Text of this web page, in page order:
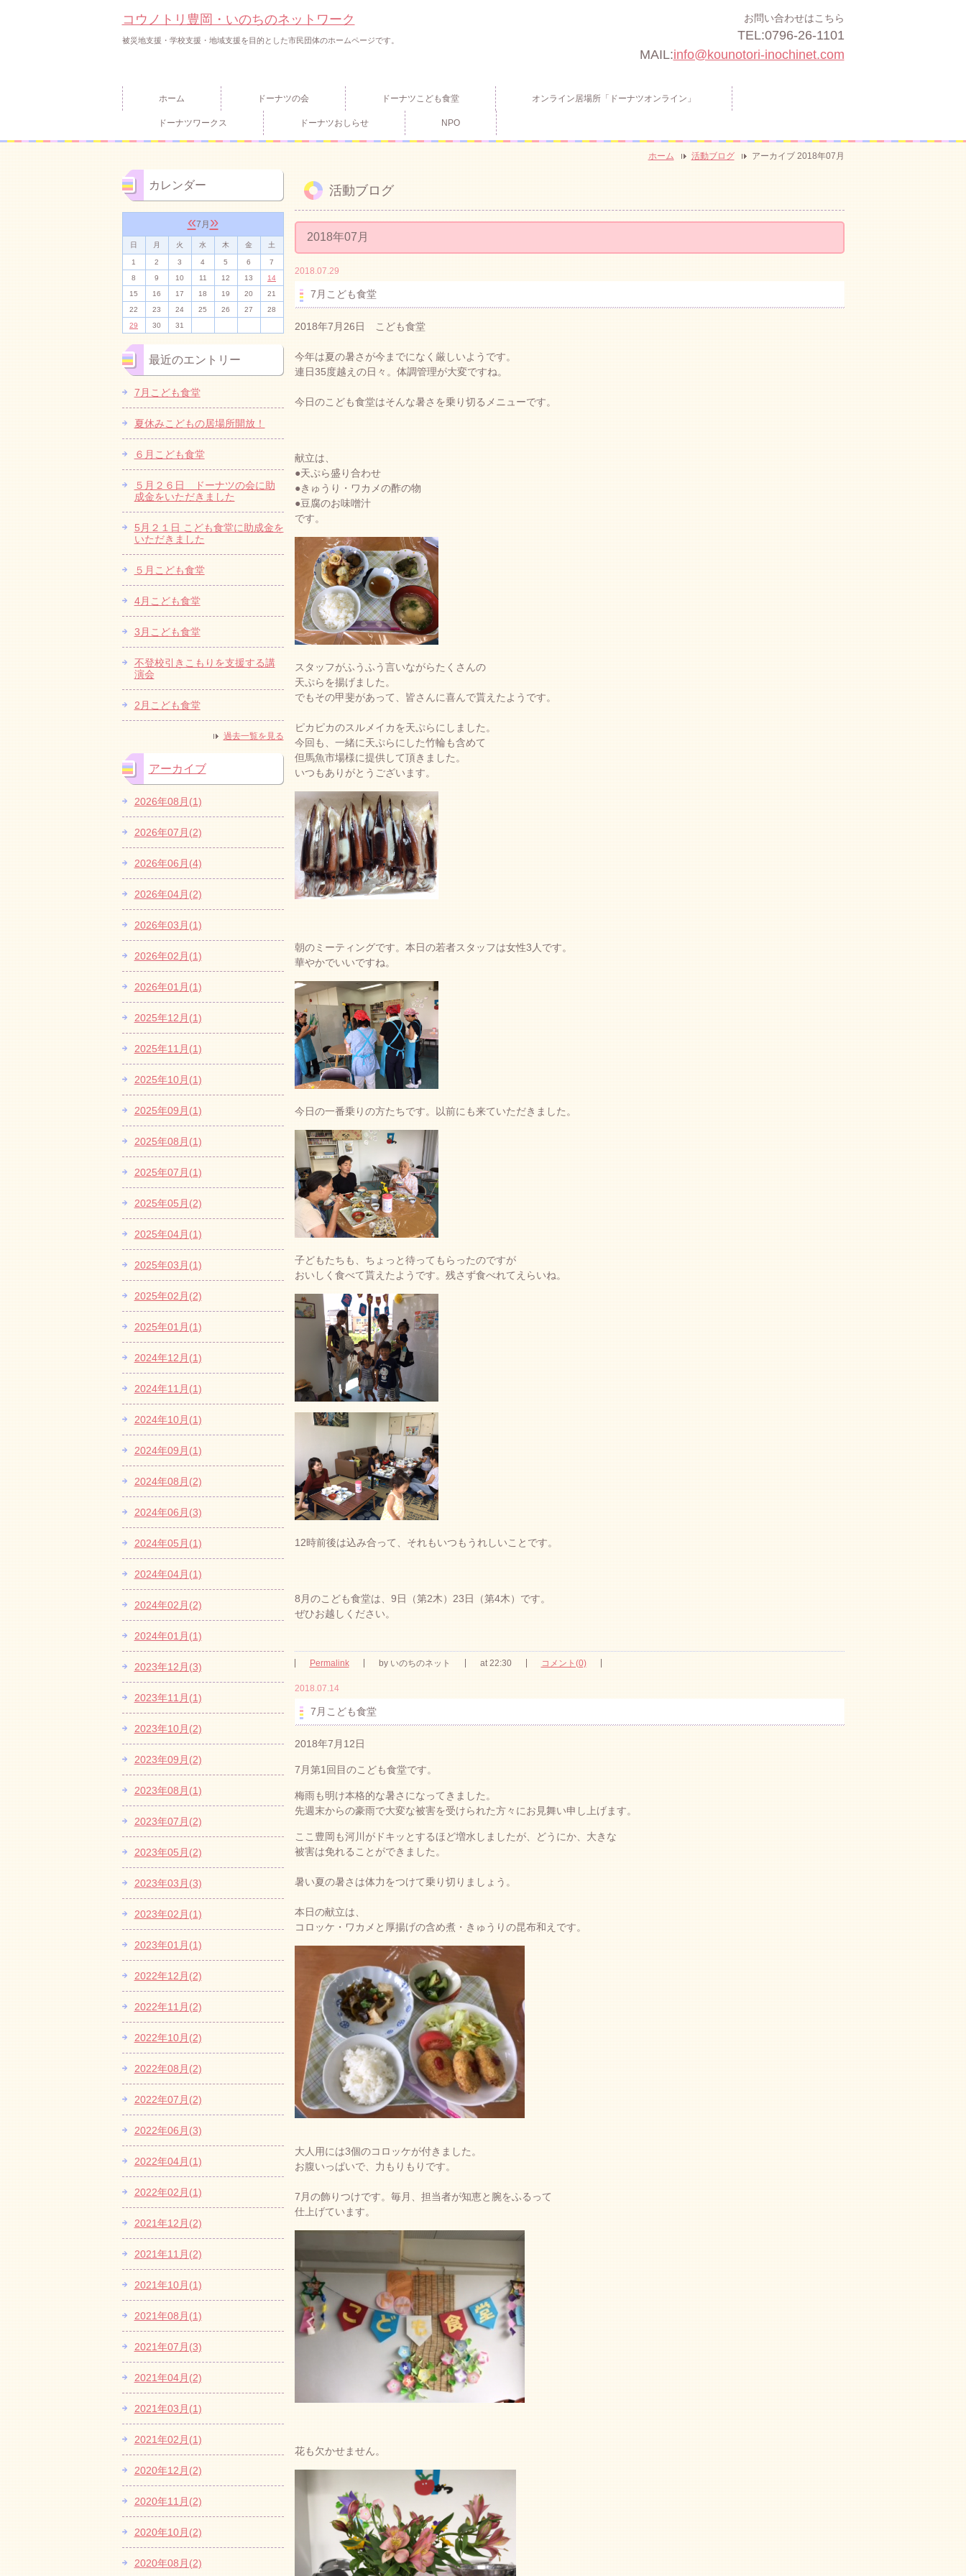
コウノトリ豊岡・いのちのネットワーク
被災地支援・学校支援・地域支援を目的とした市民団体のホームページです。
お問い合わせはこちら
TEL:0796-26-1101
MAIL:info@kounotori-inochinet.com
ホーム ドーナツの会 ドーナツこども食堂 オンライン居場所「ドーナツオンライン」
ドーナツワークス ドーナツおしらせ NPO
ホーム 活動ブログ アーカイブ 2018年07月
活動ブログ
2018年07月
2018.07.29
7月こども食堂
2018年7月26日 こども食堂
今年は夏の暑さが今までになく厳しいようです。
連日35度越えの日々。体調管理が大変ですね。
今日のこども食堂はそんな暑さを乗り切るメニューです。
献立は、
●天ぷら盛り合わせ
●きゅうり・ワカメの酢の物
●豆腐のお味噌汁
です。
スタッフがふうふう言いながらたくさんの
天ぷらを揚げました。
でもその甲斐があって、皆さんに喜んで貰えたようです。
ピカピカのスルメイカを天ぷらにしました。
今回も、一緒に天ぷらにした竹輪も含めて
但馬魚市場様に提供して頂きました。
いつもありがとうございます。
朝のミーティングです。本日の若者スタッフは女性3人です。
華やかでいいですね。
今日の一番乗りの方たちです。以前にも来ていただきました。
子どもたちも、ちょっと待ってもらったのですが
おいしく食べて貰えたようです。残さず食べれてえらいね。
12時前後は込み合って、それもいつもうれしいことです。
8月のこども食堂は、9日（第2木）23日（第4木）です。
ぜひお越しください。
Permalink by いのちのネット at 22:30 コメント(0)
2018.07.14
7月こども食堂
2018年7月12日
7月第1回目のこども食堂です。
梅雨も明け本格的な暑さになってきました。
先週末からの豪雨で大変な被害を受けられた方々にお見舞い申し上げます。
ここ豊岡も河川がドキッとするほど増水しましたが、どうにか、大きな
被害は免れることができました。
暑い夏の暑さは体力をつけて乗り切りましょう。
本日の献立は、
コロッケ・ワカメと厚揚げの含め煮・きゅうりの昆布和えです。
大人用には3個のコロッケが付きました。
お腹いっぱいで、力もりもりです。
7月の飾りつけです。毎月、担当者が知恵と腕をふるって
仕上げています。
花も欠かせません。
カレンダー
«7月 »
日 月 火 水 木 金 土
1 2 3 4 5 6
7
8
9 10 11 12 13
14
15
16 17 18 19 20
21
22
23 24 25 26 27
28
29
30 31
最近のエントリー
7月こども食堂
夏休みこどもの居場所開放！
６月こども食堂
５月２６日 ドーナツの会に助
成金をいただきました
5月２１日 こども食堂に助成金を
いただきました
５月こども食堂
4月こども食堂
3月こども食堂
不登校引きこもりを支援する講
演会
2月こども食堂
過去一覧を見る
アーカイブ
2026年08月(1)
2026年07月(2)
2026年06月(4)
2026年04月(2)
2026年03月(1)
2026年02月(1)
2026年01月(1)
2025年12月(1)
2025年11月(1)
2025年10月(1)
2025年09月(1)
2025年08月(1)
2025年07月(1)
2025年05月(2)
2025年04月(1)
2025年03月(1)
2025年02月(2)
2025年01月(1)
2024年12月(1)
2024年11月(1)
2024年10月(1)
2024年09月(1)
2024年08月(2)
2024年06月(3)
2024年05月(1)
2024年04月(1)
2024年02月(2)
2024年01月(1)
2023年12月(3)
2023年11月(1)
2023年10月(2)
2023年09月(2)
2023年08月(1)
2023年07月(2)
2023年05月(2)
2023年03月(3)
2023年02月(1)
2023年01月(1)
2022年12月(2)
2022年11月(2)
2022年10月(2)
2022年08月(2)
2022年07月(2)
2022年06月(3)
2022年04月(1)
2022年02月(1)
2021年12月(2)
2021年11月(2)
2021年10月(1)
2021年08月(1)
2021年07月(3)
2021年04月(2)
2021年03月(1)
2021年02月(1)
2020年12月(2)
2020年11月(2)
2020年10月(2)
2020年08月(2)